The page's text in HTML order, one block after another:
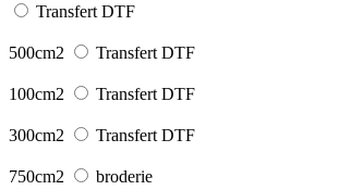
Transfert DTF
500cm2 Transfert DTF
100cm2 Transfert DTF
300cm2 Transfert DTF
750cm2 broderie